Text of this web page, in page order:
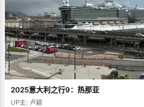
2025意大利之行9：热那亚
UP主: 卢颖